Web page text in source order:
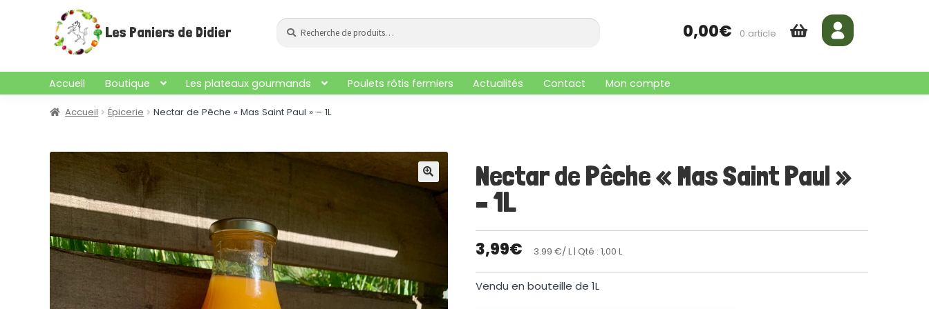
Aller
la
navigation
Aller
au
contenu
Les Paniers de Didier
Recherche
pour :
Recherche 0,00€ 0 article
Accueil Boutique Les plateaux gourmands Poulets rôtis fermiers Actualités Contact Mon compte
Accueil Épicerie Nectar de Pêche « Mas Saint Paul » – 1L
🔍
Nectar de Pêche « Mas Saint Paul »
– 1L
3,99€ 3.99 €/ L| Qté : 1,00 L
Vendu en bouteille de 1L